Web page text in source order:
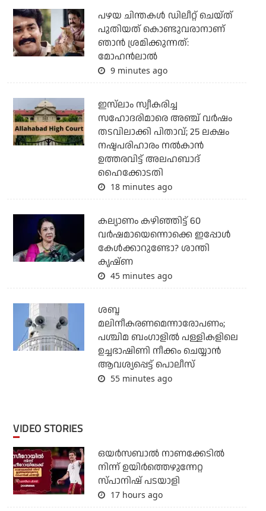
പഴയ ചിന്തകള്‍ ഡിലീറ്റ് ചെയ്ത്
പുതിയത് കൊണ്ടുവരാനാണ്
ഞാന്‍ ശ്രമിക്കുന്നത്:
മോഹന്‍ലാല്‍
9 minutes ago
ഇസ്‌ലാം സ്വീകരിച്ച
സഹോദരിമാരെ അഞ്ച് വര്‍ഷം
തടവിലാക്കി പിതാവ്; 25 ലക്ഷം
നഷ്ടപരിഹാരം നല്‍കാന്‍
ഉത്തരവിട്ട് അലഹബാദ്
ഹൈക്കോടതി
18 minutes ago
കല്യാണം കഴിഞ്ഞിട്ട് 60
വർഷമായെന്നൊക്കെ ഇപ്പോൾ
കേൾക്കാറുണ്ടോ? ശാന്തി
കൃഷ്ണ
45 minutes ago
ശബ്ദ
മലിനീകരണമെന്നാരോപണം;
പശ്ചിമ ബംഗാളില്‍ പള്ളികളിലെ
ഉച്ചഭാഷിണി നീക്കം ചെയ്യാന്‍
ആവശ്യപ്പെട്ട് പൊലീസ്
55 minutes ago
VIDEO STORIES
ഒയര്‍സബാൽ നാണക്കേടിൽ
നിന്ന് ഉയിർത്തെഴുന്നേറ്റ
സ്പാനിഷ് പടയാളി
17 hours ago